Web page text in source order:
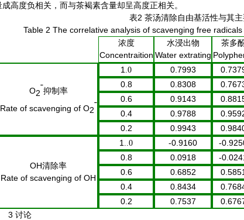
成高度负相关，而与茶褐素含量却呈高度正相关。
表2 茶汤清除自由基活性与其
Table 2 The correlative analysis of scavenging free
浓度
Concentraition
水浸出物
Water extrating
茶多
O2
ˉ抑制率
Rate of scavenging of O2
ˉ
1 .0 0.7993
0.8
0.8308
0.6
0.9143
0.4
0.9788
0.2
0.9943
OH清除率
Rate of scavenging of OH
1 ..0 -0.9160 -
0.8
0.0918 -
0.6
0.6852 0.5851
0.4
0.8434
0.2
0.7537
3 讨论